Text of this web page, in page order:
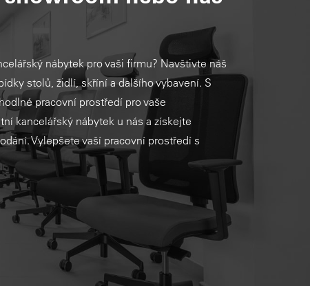
nábytek pro vaši firmu? Navštivte náš
stolů, židlí, skříní a dalšího vybavení. S
pracovní prostředí pro vaše
kancelářský nábytek u nás a získejte
Vylepšete vaší pracovní prostředí s